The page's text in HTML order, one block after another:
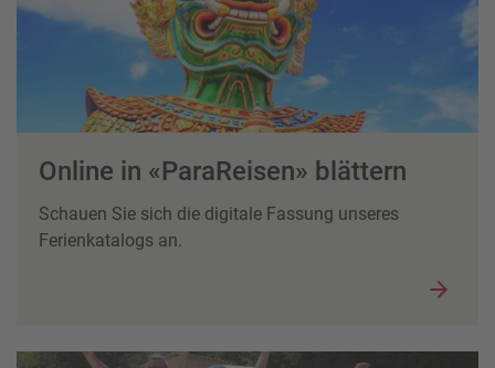
Online in «ParaReisen» blättern
Schauen Sie sich die digitale Fassung unseres
Ferienkatalogs an.